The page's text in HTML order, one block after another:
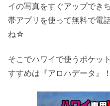
イの写真をすぐアップでき
帯アプリを使って無料で電
ね☆
そこでハワイで使うポケッ
すすめは『アロハデータ』！